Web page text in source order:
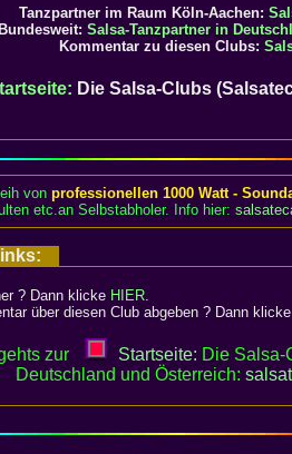
Tanzpartner im Raum Köln-Aachen:
Salsa-Tanzpartner in
Kommentar zu diesen Clubs:
Die Salsa-Clubs
von professionellen 1000 Watt -
etc.an Selbstabholer. Info hier:
links:
? Dann klicke HIER.
über diesen Club abgeben ? Dann
zur Startseite: Die Salsa-
Deutschland und Österreich: